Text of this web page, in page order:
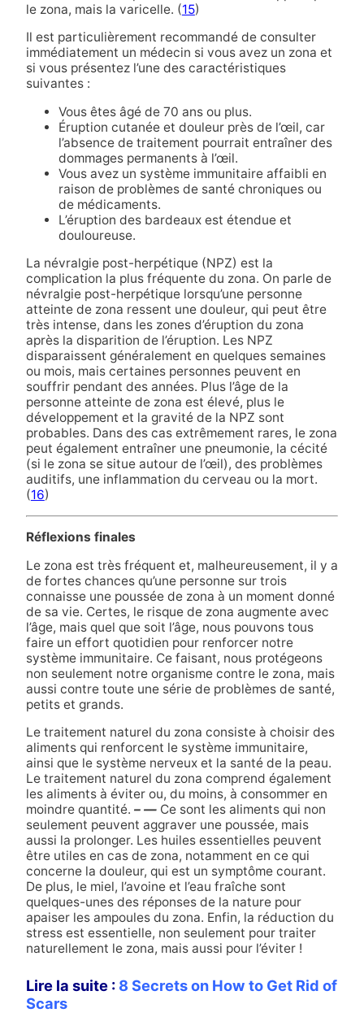
le zona, mais la varicelle. (15)
Il est particulièrement recommandé de consulter
immédiatement un médecin si vous avez un zona et
si vous présentez l’une des caractéristiques
suivantes :
Vous êtes âgé de 70 ans ou plus.
Éruption cutanée et douleur près de l’œil, car
l’absence de traitement pourrait entraîner des
dommages permanents à l’œil.
Vous avez un système immunitaire affaibli en
raison de problèmes de santé chroniques ou
de médicaments.
L’éruption des bardeaux est étendue et
douloureuse.
La névralgie post-herpétique (NPZ) est la
complication la plus fréquente du zona. On parle de
névralgie post-herpétique lorsqu’une personne
atteinte de zona ressent une douleur, qui peut être
très intense, dans les zones d’éruption du zona
après la disparition de l’éruption. Les NPZ
disparaissent généralement en quelques semaines
ou mois, mais certaines personnes peuvent en
souffrir pendant des années. Plus l’âge de la
personne atteinte de zona est élevé, plus le
développement et la gravité de la NPZ sont
probables. Dans des cas extrêmement rares, le zona
peut également entraîner une pneumonie, la cécité
(si le zona se situe autour de l’œil), des problèmes
auditifs, une inflammation du cerveau ou la mort.
(16)
Réflexions finales
Le zona est très fréquent et, malheureusement, il y a
de fortes chances qu’une personne sur trois
connaisse une poussée de zona à un moment donné
de sa vie. Certes, le risque de zona augmente avec
l’âge, mais quel que soit l’âge, nous pouvons tous
faire un effort quotidien pour renforcer notre
système immunitaire. Ce faisant, nous protégeons
non seulement notre organisme contre le zona, mais
aussi contre toute une série de problèmes de santé,
petits et grands.
Le traitement naturel du zona consiste à choisir des
aliments qui renforcent le système immunitaire,
ainsi que le système nerveux et la santé de la peau.
Le traitement naturel du zona comprend également
les aliments à éviter ou, du moins, à consommer en
moindre quantité. – —Ce sont les aliments qui non
seulement peuvent aggraver une poussée, mais
aussi la prolonger. Les huiles essentielles peuvent
être utiles en cas de zona, notamment en ce qui
concerne la douleur, qui est un symptôme courant.
De plus, le miel, l’avoine et l’eau fraîche sont
quelques-unes des réponses de la nature pour
apaiser les ampoules du zona. Enfin, la réduction du
stress est essentielle, non seulement pour traiter
naturellement le zona, mais aussi pour l’éviter !
Lire la suite : 8 Secrets on How to Get Rid of
Scars